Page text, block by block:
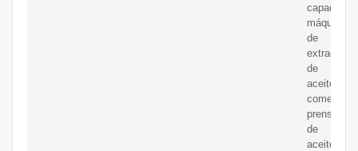
capacidad,
máquina
de
extracción
de
aceite
comercial,
prensas
de
aceite